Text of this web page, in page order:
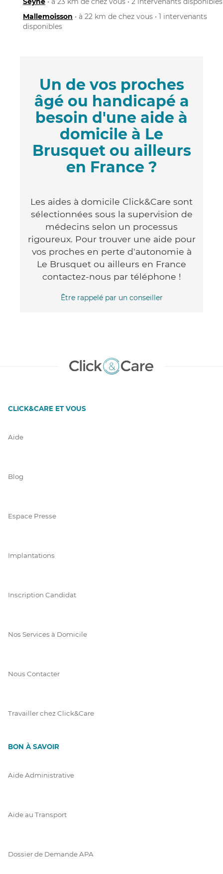
Mallemoisson • à 22 km de chez vous • 1 intervenants
disponibles
Un de vos proches
âgé ou handicapé a
besoin d'une aide à
domicile à Le
Brusquet ou ailleurs
en France ?
Les aides à domicile Click&Care sont
sélectionnées sous la supervision de
médecins selon un processus
rigoureux. Pour trouver une aide pour
vos proches en perte d'autonomie à
Le Brusquet ou ailleurs en France
contactez-nous par téléphone !
Être rappelé par un conseiller
CLICK&CARE ET VOUS
Aide
Blog
Espace Presse
Implantations
Inscription Candidat
Nos Services à Domicile
Nous Contacter
Travailler chez Click&Care
BON À SAVOIR
Aide Administrative
Aide au Transport
Dossier de Demande APA